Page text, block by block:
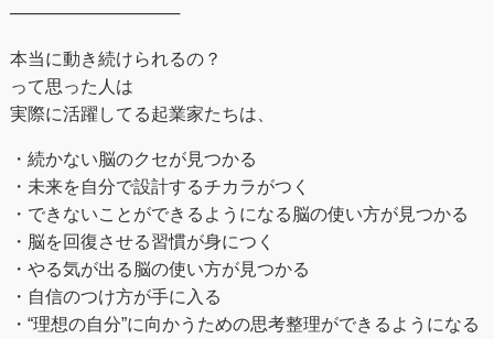
──────────────
本当に動き続けられるの？
って思った人は
実際に活躍してる起業家たちは、
・続かない脳のクセが見つかる
・未来を自分で設計するチカラがつく
・できないことができるようになる脳の使い方が見つかる
・脳を回復させる習慣が身につく
・やる気が出る脳の使い方が見つかる
・自信のつけ方が手に入る
・“理想の自分”に向かうための思考整理ができるようになる